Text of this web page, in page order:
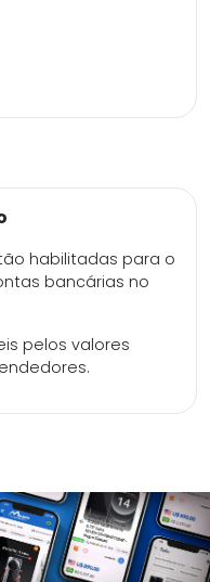
habilitadas para o
bancárias no
pelos valores